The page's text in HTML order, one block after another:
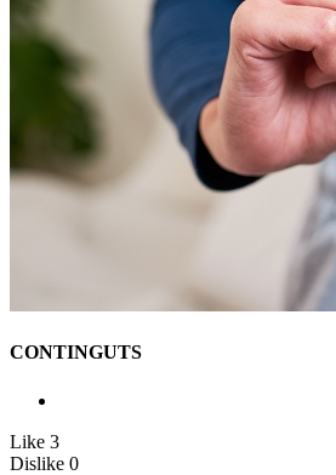
CONTINGUTS
Like 3
Dislike 0